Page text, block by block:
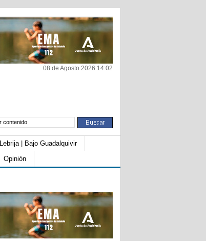
08 de Agosto 2026 14:02
Lebrija | Bajo Guadalquivir
Opinión